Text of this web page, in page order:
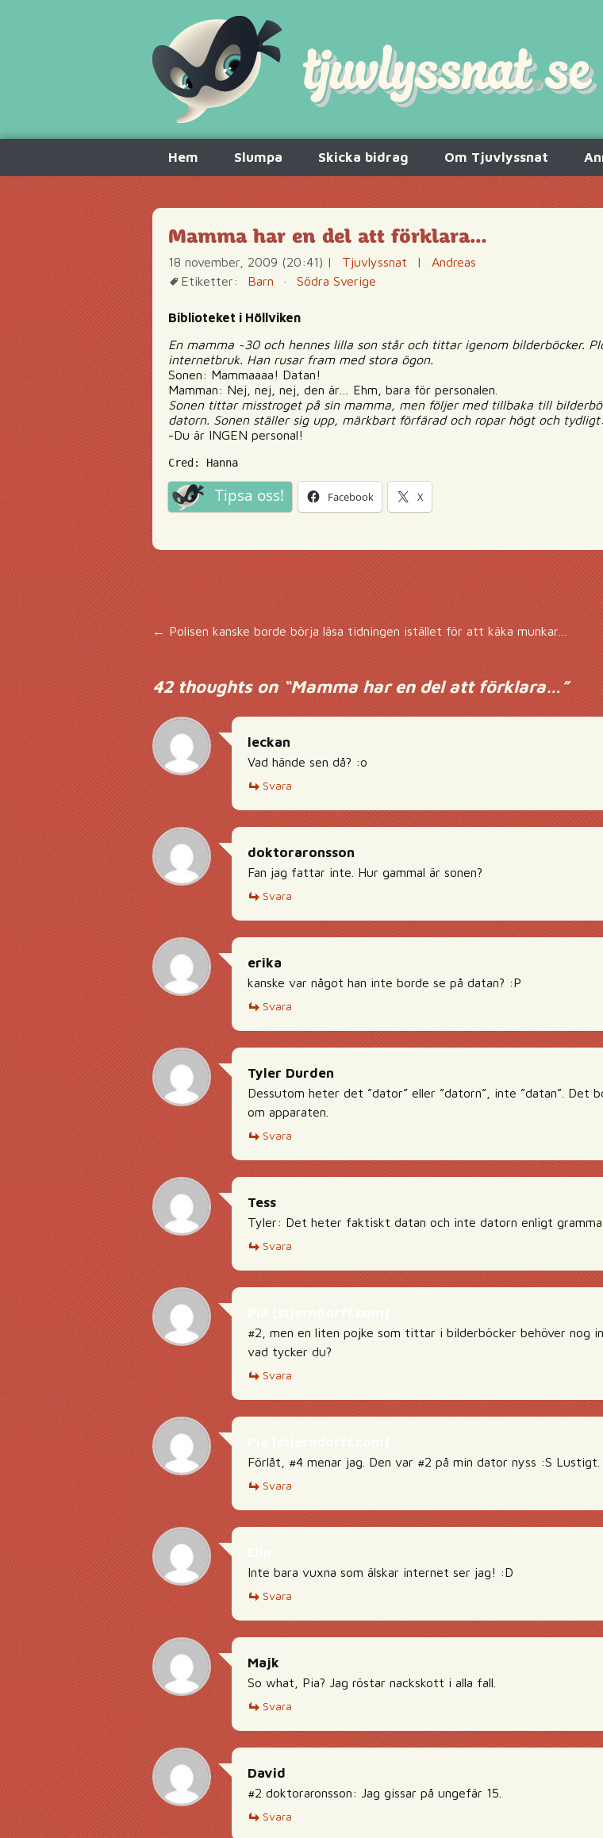
innehåll
Hem Slumpa Skicka bidrag Om Tjuvlyssnat
Mamma har en del att förklara…
18 november, 2009 (20:41) | Tjuvlyssnat |
Andreas
Etiketter:
Barn · Södra Sverige
Biblioteket i Höllviken
En mamma ~30 och hennes lilla son står och tittar igenom bilderböcker.
internetbruk. Han rusar fram med stora ögon.
Sonen: Mammaaaa! Datan!
Mamman: Nej, nej, nej, den är… Ehm, bara för personalen.
Sonen tittar misstroget på sin mamma, men följer med tillbaka till
datorn. Sonen ställer sig upp, märkbart förfärad och ropar högt och
-Du är INGEN personal!
Cred: Hanna
Tipsa oss! Facebook X
Inläggsnavigering
←Polisen kanske borde börja läsa tidningen istället för att käka munkar…
42 thoughts on “Mamma har en del att förklara…”
leckan
Vad hände sen då? :o
Svara
doktoraronsson
Fan jag fattar inte. Hur gammal är sonen?
Svara
erika
kanske var något han inte borde se på datan? :P
Svara
Tyler Durden
Dessutom heter det ”dator” eller ”datorn”, inte ”datan”. Det
om apparaten.
Svara
Tess
Tyler: Det heter faktiskt datan och inte datorn enligt
Svara
#2, men en liten pojke som tittar i bilderböcker behöver nog
vad tycker du?
Svara
Förlåt, #4 menar jag. Den var #2 på min dator nyss :S Lustigt.
Svara
Inte bara vuxna som älskar internet ser jag! :D
Svara
Majk
So what, Pia? Jag röstar nackskott i alla fall.
Svara
David
#2 doktoraronsson: Jag gissar på ungefär 15.
Svara